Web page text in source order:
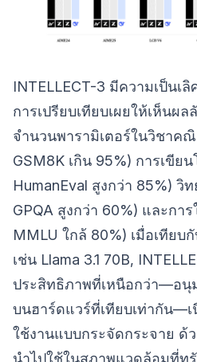
INTELLECT-3 มีความเป็นเ
การเปรียบเทียบเผยให้เห็นผ
จำนวนพารามิเตอร์ในวิชาค
GSM8K เกิน 95%) การเขีย
HumanEval สูงกว่า 85%)
GPQA สูงกว่า 60%) และกา
MMLU ใกล้ 80%) เมื่อเทียบ
เช่น Llama 3.1 70B,
ประสิทธิภาพที่เหนือกว่า—อนุม
บนฮาร์ดแวร์ที่เทียบเท่ากัน—เ
ใช้งานแบบกระจัดกระจาย ด้
นำไปใช้ในสภาพแวดล้อมที่ท